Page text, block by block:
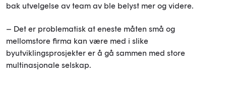
bak utvelgelse av team av ble belyst mer og videre.
– Det er problematisk at eneste måten små og
mellomstore firma kan være med i slike
byutviklingsprosjekter er å gå sammen med store
multinasjonale selskap.